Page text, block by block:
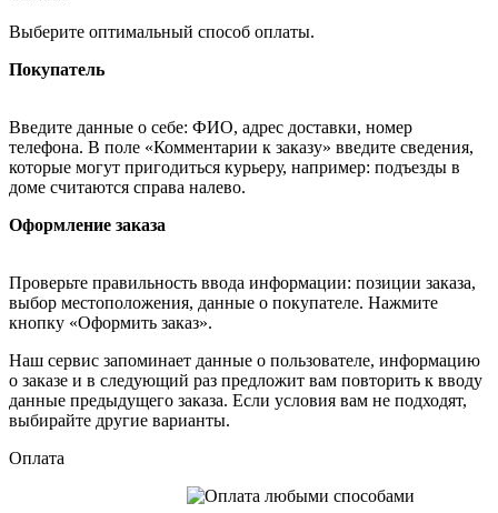
Выберите оптимальный способ оплаты.
Покупатель
Введите данные о себе: ФИО, адрес доставки, номер
телефона. В поле «Комментарии к заказу» введите сведения,
которые могут пригодиться курьеру, например: подъезды в
доме считаются справа налево.
Оформление заказа
Проверьте правильность ввода информации: позиции заказа,
выбор местоположения, данные о покупателе. Нажмите
кнопку «Оформить заказ».
Наш сервис запоминает данные о пользователе, информацию
о заказе и в следующий раз предложит вам повторить к вводу
данные предыдущего заказа. Если условия вам не подходят,
выбирайте другие варианты.
Оплата